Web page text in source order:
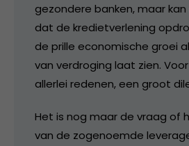
gezondere banken, maar
dat de kredietverlening
de prille economische groei
van verdroging laat zien.
allerlei redenen, een groot
Het is nog maar de vraag of
van de zogenoemde